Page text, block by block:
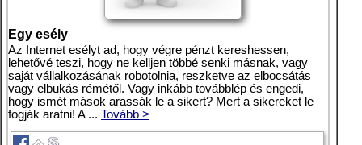
Egy esély
Az Internet esélyt ad, hogy végre pénzt kereshessen,
lehetővé teszi, hogy ne kelljen többé senki másnak, vagy
saját vállalkozásának robotolnia, reszketve az elbocsátás
vagy elbukás rémétől. Vagy inkább továbblép és engedi,
hogy ismét mások arassák le a sikert? Mert a sikereket le
fogják aratni! A ... Tovább >